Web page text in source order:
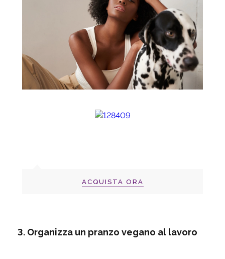
ACQUISTA ORA
3. Organizza un pranzo vegano al lavoro